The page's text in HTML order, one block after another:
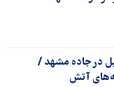
در جاده مشهد /
آتش